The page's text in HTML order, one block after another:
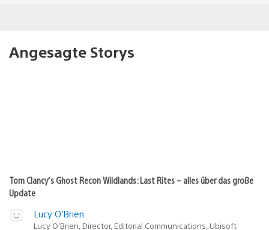
Angesagte Storys
Tom Clancy’s Ghost Recon Wildlands: Last Rites – alles über das große
Update
Lucy O’Brien
Lucy O’Brien, Director, Editorial Communications, Ubisoft